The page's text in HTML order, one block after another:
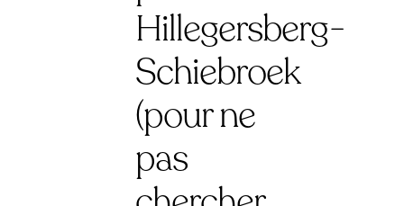
Hillegersberg-
Schiebroek
(pour ne
pas